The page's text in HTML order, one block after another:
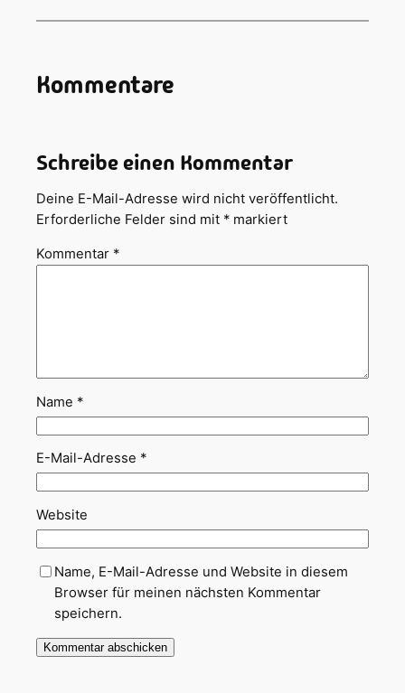
Kommentare
Schreibe einen Kommentar
Deine E-Mail-Adresse wird nicht veröffentlicht.
Erforderliche Felder sind mit * markiert
Kommentar *
Name *
E-Mail-Adresse *
Website
Name, E-Mail-Adresse und Website in diesem
Browser für meinen nächsten Kommentar
speichern.